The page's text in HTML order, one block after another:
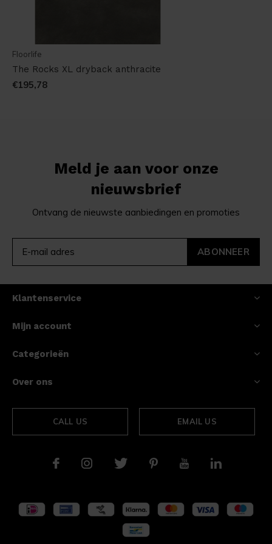
Floorlife
The Rocks XL dryback anthracite
€195,78
Meld je aan voor onze
nieuwsbrief
Ontvang de nieuwste aanbiedingen en promoties
ABONNEER
Klantenservice
Mijn account
Categorieën
Over ons
CALL US EMAIL US